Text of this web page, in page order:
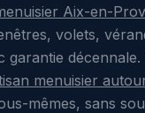
Aix-en-
volets,
garantie décennale.
menuisier
mêmes, sans